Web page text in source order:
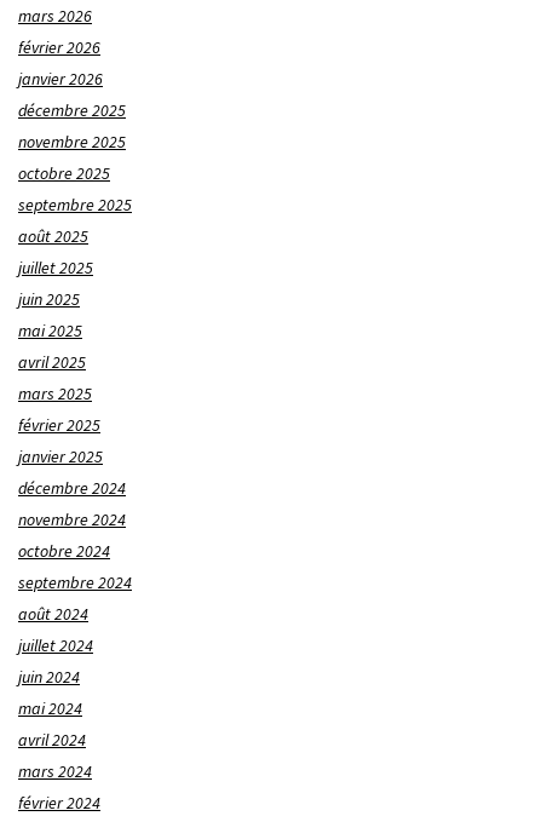
mars 2026
février 2026
janvier 2026
décembre 2025
novembre 2025
octobre 2025
septembre 2025
août 2025
juillet 2025
juin 2025
mai 2025
avril 2025
mars 2025
février 2025
janvier 2025
décembre 2024
novembre 2024
octobre 2024
septembre 2024
août 2024
juillet 2024
juin 2024
mai 2024
avril 2024
mars 2024
février 2024